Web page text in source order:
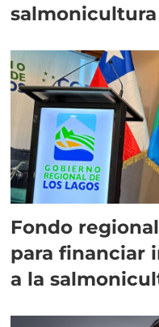
Fondo
para financiar
a la